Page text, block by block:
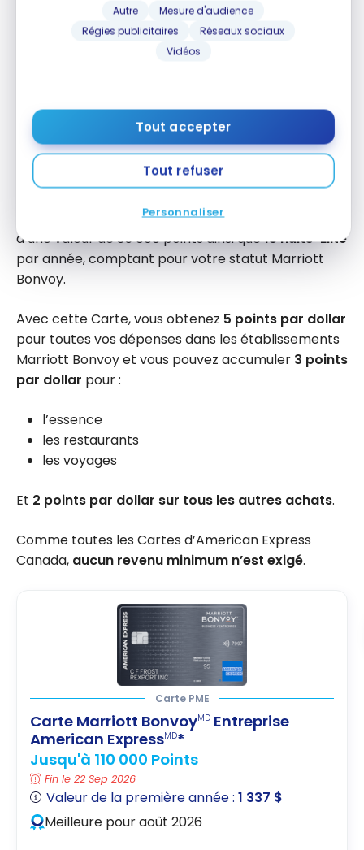
Autre
Mesure d'audience
Régies publicitaires
Réseaux sociaux
Vidéos
Tout accepter
Tout refuser
Personnaliser
6 premiers mois d’adhésion.
En plus, obtenez30 000 pointsen effectuant
un achat au cours de votre 15e mois d’adhésion
Cette offre exceptionnelle se termine le
septembre 2026
C’est une carte que nous conseillons de conserver
certificat annuel d’une nuit gratuite
d’une valeur de 35 000 points ainsi que15 nuits-Élite
par année, comptant pour votre statut Marriott
Bonvoy.
Avec cette Carte, vous obtenez 5 points par dollar
pour toutes vos dépenses dans les établissements
Marriott Bonvoy et vous pouvez accumuler 3 points
par dollar pour :
l’essence
les restaurants
les voyages
Et 2 points par dollar sur tous les autres achats.
Comme toutes les Cartes d’American Express
Canada, aucun revenu minimum n’est exigé.
Carte PME
Carte Marriott BonvoyMD Entreprise
American ExpressMD*
Jusqu'à 110 000 Points
Fin le 22 Sep 2026
Valeur de la première année :1 337 $
Meilleure pour août 2026